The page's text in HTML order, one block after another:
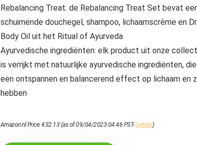
Rebalancing Treat: de Rebalancing Treat Set bevat
schuimende douchegel, shampoo, lichaamscrème en
Body Oil uit het Ritual of Ayurveda
Ayurvedische ingrediënten: elk product uit onze
is verrijkt met natuurlijke ayurvedische ingrediënten, die
een ontspannen en balancerend effect op lichaam en
hebben
Amazon.nl Price:€32.13 (as of 09/04/2023 04:46 PST-Details)